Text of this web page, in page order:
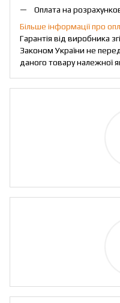
Оплата на
Більше інформації про
Гарантія від виробника
Законом України не
даного товару належної